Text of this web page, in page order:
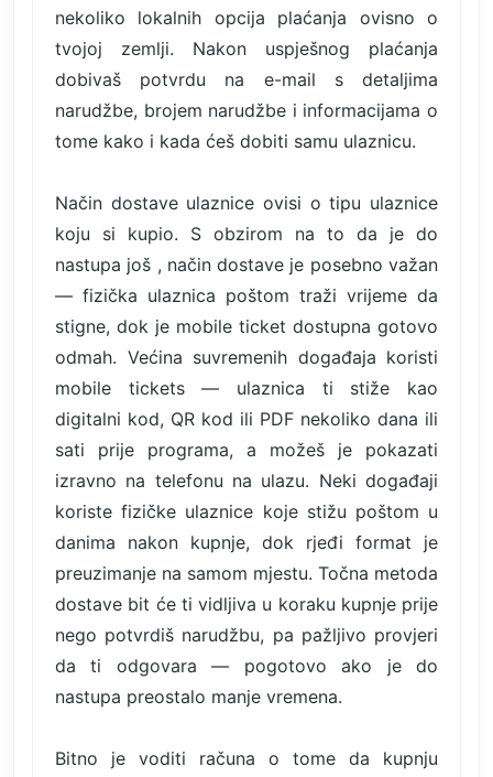
nekoliko lokalnih opcija plaćanja ovisno o
tvojoj zemlji. Nakon uspješnog plaćanja
dobivaš potvrdu na e-mail s detaljima
narudžbe, brojem narudžbe i informacijama o
tome kako i kada ćeš dobiti samu ulaznicu.
Način dostave ulaznice ovisi o tipu ulaznice
koju si kupio. S obzirom na to da je do
nastupa još , način dostave je posebno važan
— fizička ulaznica poštom traži vrijeme da
stigne, dok je mobile ticket dostupna gotovo
odmah. Većina suvremenih događaja koristi
mobile tickets — ulaznica ti stiže kao
digitalni kod, QR kod ili PDF nekoliko dana ili
sati prije programa, a možeš je pokazati
izravno na telefonu na ulazu. Neki događaji
koriste fizičke ulaznice koje stižu poštom u
danima nakon kupnje, dok rjeđi format je
preuzimanje na samom mjestu. Točna metoda
dostave bit će ti vidljiva u koraku kupnje prije
nego potvrdiš narudžbu, pa pažljivo provjeri
da ti odgovara — pogotovo ako je do
nastupa preostalo manje vremena.
Bitno je voditi računa o tome da kupnju